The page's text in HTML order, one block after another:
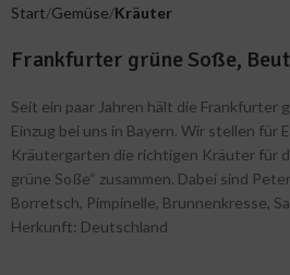
Start Gemüse Kräuter
Frankfurter grüne Soße,
Seit ein paar Jahren hält die Frankfurter
Einzug bei uns in Bayern. Wir stellen für
Kräutergarten die richtigen Kräuter für
grüne Soße“ zusammen. Dabei sind
Borretsch, Pimpinelle, Brunnenkresse,
Herkunft: Deutschland